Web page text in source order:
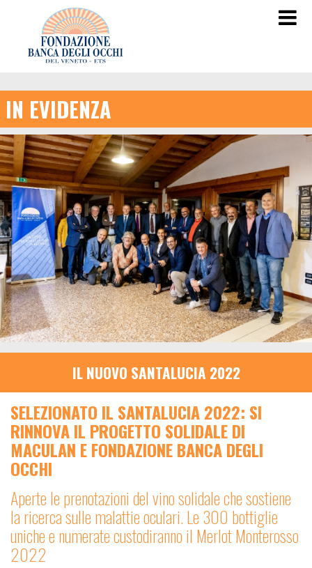
IN EVIDENZA
IL NUOVO SANTALUCIA 2022
SELEZIONATO IL SANTALUCIA 2022: SI
RINNOVA IL PROGETTO SOLIDALE DI
MACULAN E FONDAZIONE BANCA DEGLI
OCCHI
Aperte le prenotazioni del vino solidale che sostiene
la ricerca sulle malattie oculari. Le 300 bottiglie
uniche e numerate custodiranno il Merlot Monterosso
2022